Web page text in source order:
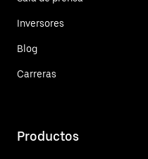
Inversores
Blog
Carreras
Productos